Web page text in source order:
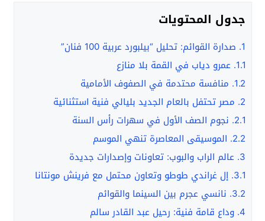
جدول المحتويات
1. صدارة القوائم: تحليل “بيلبورد عربية 100 فنان”
1.1. عمرو دياب في القمة بلا منازع
1.2. منافسة محتدمة في الصفوف الأمامية
2. مصر تحتفل بالعام الجديد بليالي فنية استثنائية
2.1. نجوم الصف الأول في سهرات رأس السنة
2.2. الموسيقى المعاصرة تنهي الموسم
3. عالم الراب والبوب: تعاونات وإصدارات جديدة
3.1. إل غراندي طوطو وتعاون محتمل مع فرينش مونتانا
3.2. نانسي عجرم بين السينما والقوائم
4. وداع قامة فنية: رحيل عبد القادر سالم